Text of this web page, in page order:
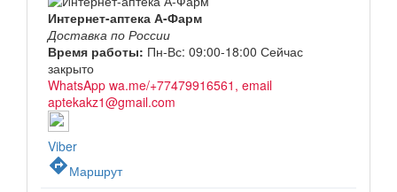
Интернет-аптека А-Фарм
Доставка по России
Время работы: Пн-Вс: 09:00-18:00 Сейчас
закрыто
WhatsApp wa.me/+77479916561, email
aptekakz1@gmail.com
Viber
directionsМаршрут